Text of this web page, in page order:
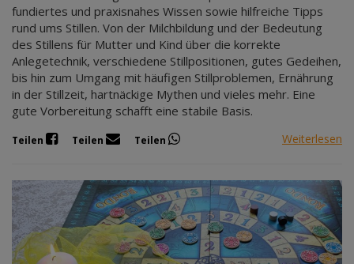
fundiertes und praxisnahes Wissen sowie hilfreiche Tipps
rund ums Stillen. Von der Milchbildung und der Bedeutung
des Stillens für Mutter und Kind über die korrekte
Anlegetechnik, verschiedene Stillpositionen, gutes Gedeihen,
bis hin zum Umgang mit häufigen Stillproblemen, Ernährung
in der Stillzeit, hartnäckige Mythen und vieles mehr. Eine
gute Vorbereitung schafft eine stabile Basis.
Teilen Teilen Teilen Weiterlesen